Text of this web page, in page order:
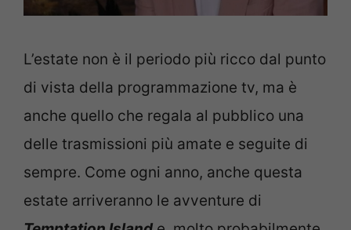
L’estate non è il periodo più ricco dal punto
di vista della programmazione tv, ma è
anche quello che regala al pubblico una
delle trasmissioni più amate e seguite di
sempre. Come ogni anno, anche questa
estate arriveranno le avventure di